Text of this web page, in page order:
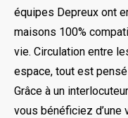
équipes Depreux ont
maisons 100%
vie. Circulation entre
espace, tout est
Grâce à un
vous bénéficiez d’une